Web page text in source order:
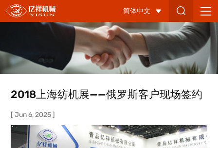
2018
上
纺
机
展
——
俄
简体中文
2018上海纺机展——俄罗斯客户现场签约
[ Jun 6, 2025 ]